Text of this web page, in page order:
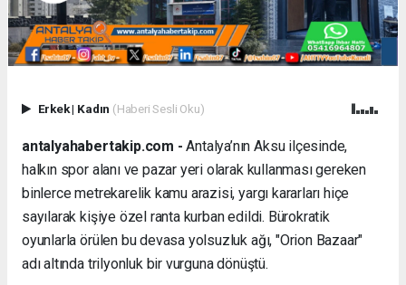
Erkek| Kadın (Haberi Sesli Oku)
antalyahabertakip.com - Antalya’nın Aksu ilçesinde,
halkın spor alanı ve pazar yeri olarak kullanması gereken
binlerce metrekarelik kamu arazisi, yargı kararları hiçe
sayılarak kişiye özel ranta kurban edildi. Bürokratik
oyunlarla örülen bu devasa yolsuzluk ağı, "Orion Bazaar"
adı altında trilyonluk bir vurguna dönüştü.